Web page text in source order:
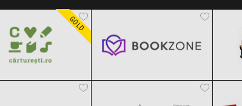
Black Friday 2026
și Vezi Ofertele!
GOLD
Clic și Vezi Ofertele!